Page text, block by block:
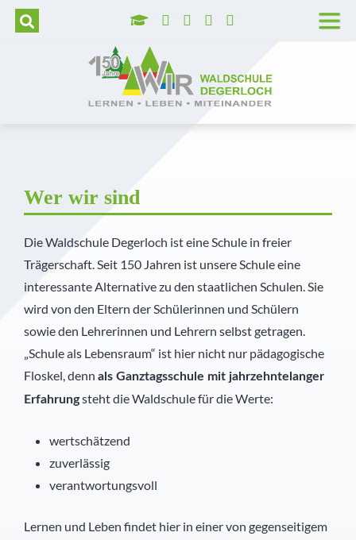
Wer wir sind
Die Waldschule Degerloch ist eine Schule in freier
Trägerschaft. Seit 150 Jahren ist unsere Schule eine
interessante Alternative zu den staatlichen Schulen. Sie
wird von den Eltern der Schülerinnen und Schülern
sowie den Lehrerinnen und Lehrern selbst getragen.
„Schule als Lebensraum“ ist hier nicht nur pädagogische
Floskel, denn als Ganztagsschule mit jahrzehntelanger
Erfahrungsteht die Waldschule für die Werte:
wertschätzend
zuverlässig
verantwortungsvoll
Lernen und Leben findet hier in einer von gegenseitigem
Diabetes Typ 1
Hortbetreuung
Betreute selbstständige Lernzeit
Veranstaltungshighlights
Außerunterrichtliche Veranstaltungen
Praktika
Lage und Anfahrt
Barrierefreie Waldschule
Schulkrankenschwestern
Verwaltung
Küche
Tag der offenen Tür
Aufnahmeverfahren